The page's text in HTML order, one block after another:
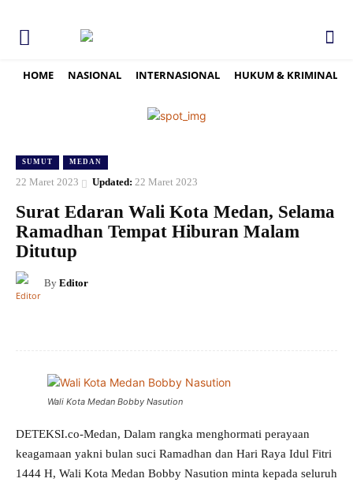
HOME NASIONAL INTERNASIONAL HUKUM & KRIMINAL
SUMUT MEDAN
22 Maret 2023 Updated: 22 Maret 2023
Surat Edaran Wali Kota Medan, Selama
Ramadhan Tempat Hiburan Malam
Ditutup
By Editor
Wali Kota Medan Bobby Nasution
DETEKSI.co-Medan, Dalam rangka menghormati perayaan
keagamaan yakni bulan suci Ramadhan dan Hari Raya Idul Fitri
1444 H, Wali Kota Medan Bobby Nasution minta kepada seluruh